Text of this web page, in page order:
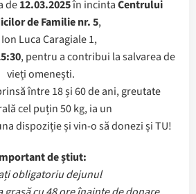
de12.03.2025în incintaCentrului
de Familie nr. 5,
Luca Caragiale 1,
, pentru a contribui la salvarea de
vieți omenești.
între 18 și 60 de ani, greutate
cel puțin 50 kg, ia un
dispoziție și vin-o să donezi și TU!
de știut:
obligatoriu dejunul